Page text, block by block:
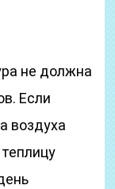
не должна
Если
воздуха